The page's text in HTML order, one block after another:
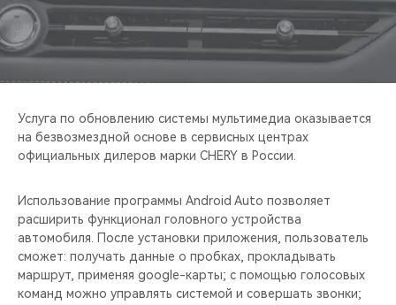
ВИДЕООБЗОРЫ
CHERY ДЛЯ ДЕТЕЙ
Услуга по обновлению системы мультимедиа оказывается
на безвозмездной основе в сервисных центрах
официальных дилеров марки CHERY в России.
Использование программы Android Auto позволяет
расширить функционал головного устройства
автомобиля. После установки приложения, пользователь
сможет: получать данные о пробках, прокладывать
маршрут, применяя google-карты; с помощью голосовых
команд можно управлять системой и совершать звонки;